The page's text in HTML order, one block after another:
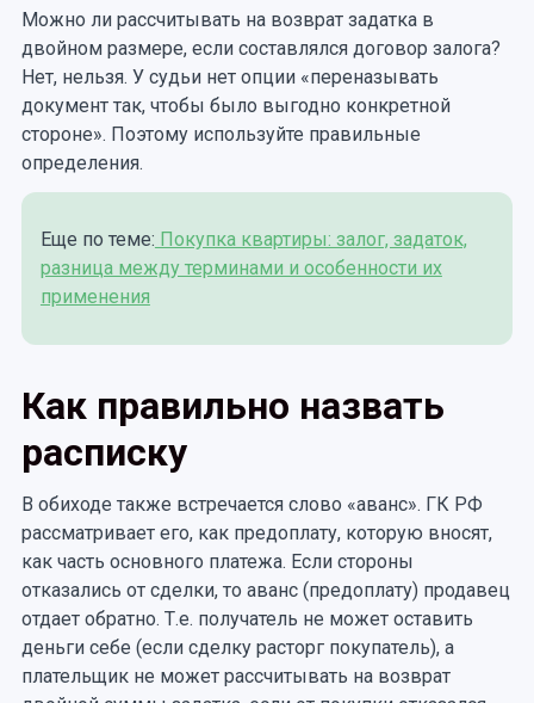
Можно ли рассчитывать на возврат задатка в
двойном размере, если составлялся договор залога?
Нет, нельзя. У судьи нет опции «переназывать
документ так, чтобы было выгодно конкретной
стороне». Поэтому используйте правильные
определения.
Еще по теме: Покупка квартиры: залог, задаток,
разница между терминами и особенности их
применения
Как правильно назвать
расписку
В обиходе также встречается слово «аванс». ГК РФ
рассматривает его, как предоплату, которую вносят,
как часть основного платежа. Если стороны
отказались от сделки, то аванс (предоплату) продавец
отдает обратно. Т.е. получатель не может оставить
деньги себе (если сделку расторг покупатель), а
плательщик не может рассчитывать на возврат